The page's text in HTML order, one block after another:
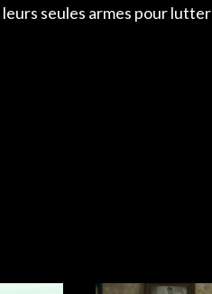
leurs seules armes pour lutter